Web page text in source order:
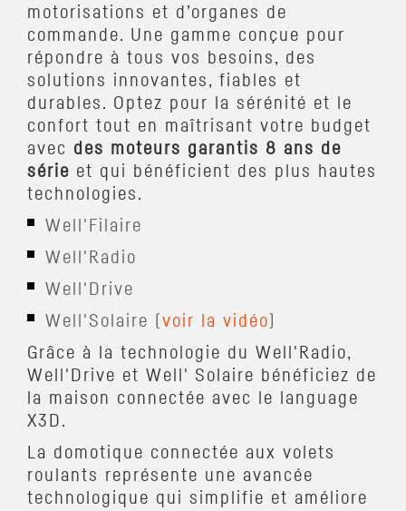
motorisations et d’organes de
commande. Une gamme conçue pour
répondre à tous vos besoins, des
solutions innovantes, fiables et
durables. Optez pour la sérénité et le
confort tout en maîtrisant votre budget
avec des moteurs garantis 8 ans de
série et qui bénéficient des plus hautes
technologies.
Well'Filaire
Well'Radio
Well'Drive
Well'Solaire ( voir la vidéo
Grâce à la technologie du Well'Radio,
Well'Drive et Well' Solaire bénéficiez de
la maison connectée avec le language
X3D.
La domotique connectée aux volets
roulants représente une avancée
technologique qui simplifie et améliore